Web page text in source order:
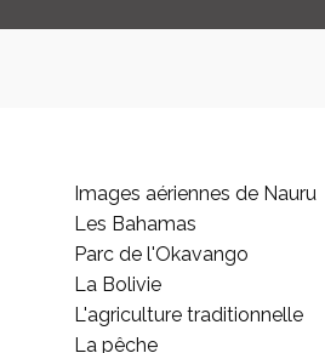
Images aériennes de Nauru
Les Bahamas
Parc de l'Okavango
La Bolivie
L'agriculture traditionnelle
La pêche